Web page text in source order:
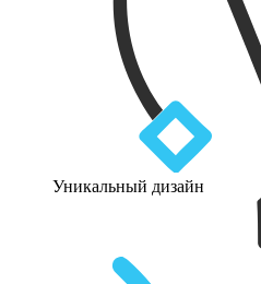
Уникальный дизайн